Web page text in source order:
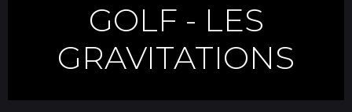
GOLF - LES
GRAVITATIONS